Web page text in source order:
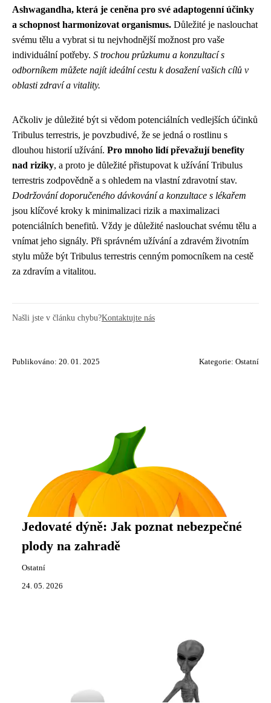
Ashwagandha, která je ceněna pro své adaptogenní účinky
a schopnost harmonizovat organismus. Důležité je naslouchat
svému tělu a vybrat si tu nejvhodnější možnost pro vaše
individuální potřeby. S trochou průzkumu a konzultací s
odborníkem můžete najít ideální cestu k dosažení vašich cílů v
oblasti zdraví a vitality.
Ačkoliv je důležité být si vědom potenciálních vedlejších účinků
Tribulus terrestris, je povzbudivé, že se jedná o rostlinu s
dlouhou historií užívání. Pro mnoho lidí převažují benefity
nad riziky, a proto je důležité přistupovat k užívání Tribulus
terrestris zodpovědně a s ohledem na vlastní zdravotní stav.
Dodržování doporučeného dávkování a konzultace s lékařem
jsou klíčové kroky k minimalizaci rizik a maximalizaci
potenciálních benefitů. Vždy je důležité naslouchat svému tělu a
vnímat jeho signály. Při správném užívání a zdravém životním
stylu může být Tribulus terrestris cenným pomocníkem na cestě
za zdravím a vitalitou.
Našli jste v článku chybu?Kontaktujte nás
Publikováno: 20. 01. 2025 Kategorie: Ostatní
Jedovaté dýně: Jak poznat nebezpečné
plody na zahradě
Ostatní
24. 05. 2026